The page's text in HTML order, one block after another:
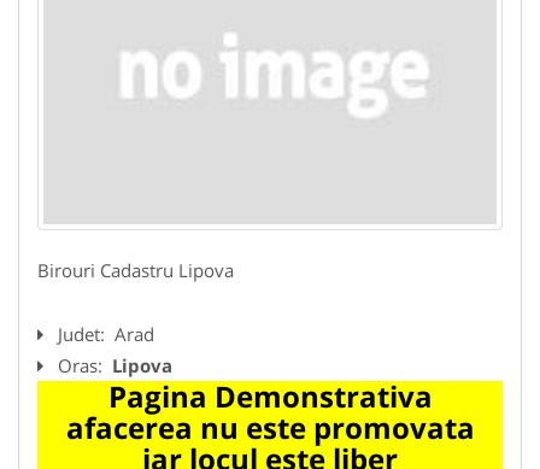
Birouri Cadastru Lipova
Judet: Arad
Oras: Lipova
Pagina Demonstrativa
afacerea nu este promovata
iar locul este liber